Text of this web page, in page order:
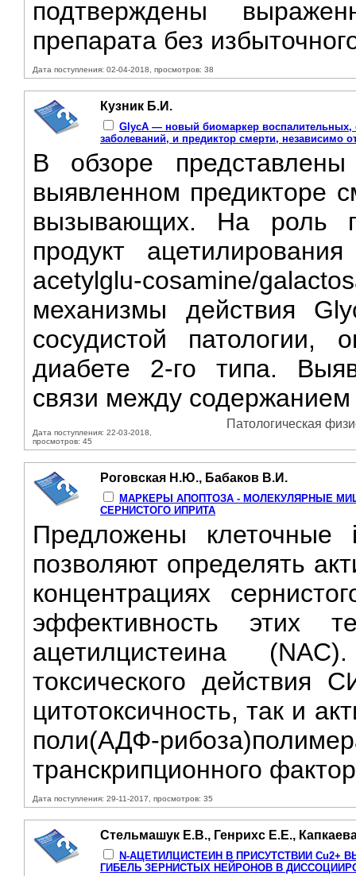
подтверждены
препарата без
Дата поступления: 02-04-2018, просмотров: 38
Кузник Б.И.
GlycA — новый биомаркер воспалительных,
заболеваний, и предиктор смерти, независимо
В обзоре
выявленном предикторе
вызывающих. На роль
продукт
acetylglu-cosamine/
механизмы действия
сосудистой патологии,
диабете 2-го типа.
связи между
Дата поступления: 22-03-2018,
просмотров: 45
Патологическая
Роговская Н.Ю., Бабаков В.И.
МАРКЕРЫ АПОПТОЗА - МОЛЕКУЛЯРНЫЕ
СЕРНИСТОГО ИПРИТА
Предложены клеточные
позволяют определять
концентрациях
эффективность этих
ацетилцистеина
токсического действия
цитотоксичность, так и
поли(АДФ-
транскрипционного
Дата поступления: 29-11-2017, просмотров: 35
Стельмашук Е.В., Генрихс Е.Е.,
N-АЦЕТИЛЦИСТЕИН В ПРИСУТСТВИИ
ГИБЕЛЬ ЗЕРНИСТЫХ НЕЙРОНОВ В